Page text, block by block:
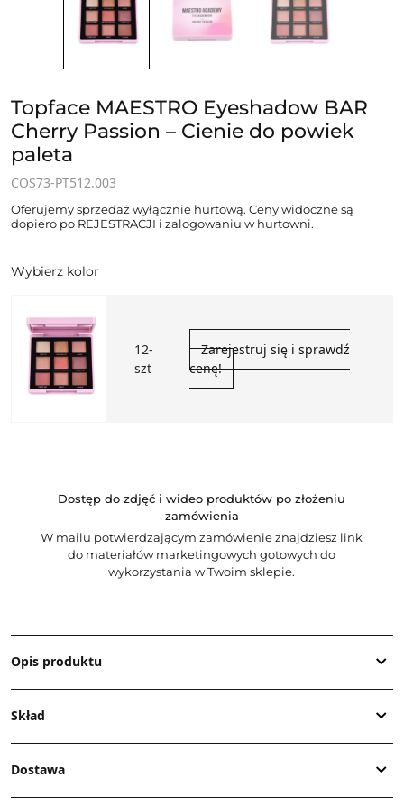
Topface MAESTRO Eyeshadow BAR
Cherry Passion – Cienie do powiek
paleta
COS73-PT512.003
Oferujemy sprzedaż wyłącznie hurtową. Ceny widoczne są
dopiero po REJESTRACJI i zalogowaniu w hurtowni.
Wybierz kolor
12-
szt
Zarejestruj się i sprawdź
cenę!
Dostęp do zdjęć i wideo produktów po złożeniu
zamówienia
W mailu potwierdzającym zamówienie znajdziesz link
do materiałów marketingowych gotowych do
wykorzystania w Twoim sklepie.
Opis produktu
Skład
Dostawa